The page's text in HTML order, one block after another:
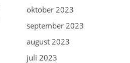
oktober 2023
september 2023
august 2023
juli 2023